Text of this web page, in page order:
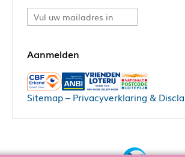
Sitemap– Privacyverklaring &